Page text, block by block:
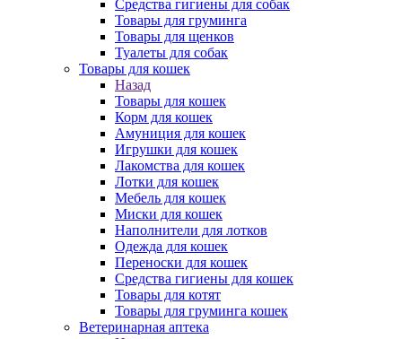
Средства гигиены для собак
Товары для груминга
Товары для щенков
Туалеты для собак
Товары для кошек
Назад
Товары для кошек
Корм для кошек
Амуниция для кошек
Игрушки для кошек
Лакомства для кошек
Лотки для кошек
Мебель для кошек
Миски для кошек
Наполнители для лотков
Одежда для кошек
Переноски для кошек
Средства гигиены для кошек
Товары для котят
Товары для груминга кошек
Ветеринарная аптека